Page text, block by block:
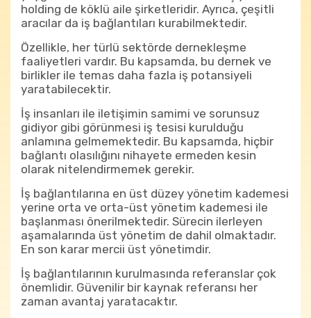
holding de köklü aile şirketleridir. Ayrıca, çeşitli
aracılar da iş bağlantıları kurabilmektedir.
Özellikle, her türlü sektörde dernekleşme
faaliyetleri vardır. Bu kapsamda, bu dernek ve
birlikler ile temas daha fazla iş potansiyeli
yaratabilecektir.
İş insanları ile iletişimin samimi ve sorunsuz
gidiyor gibi görünmesi iş tesisi kurulduğu
anlamına gelmemektedir. Bu kapsamda, hiçbir
bağlantı olasılığını nihayete ermeden kesin
olarak nitelendirmemek gerekir.
İş bağlantılarına en üst düzey yönetim kademesi
yerine orta ve orta-üst yönetim kademesi ile
başlanması önerilmektedir. Sürecin ilerleyen
aşamalarında üst yönetim de dahil olmaktadır.
En son karar mercii üst yönetimdir.
İş bağlantılarının kurulmasında referanslar çok
önemlidir. Güvenilir bir kaynak referansı her
zaman avantaj yaratacaktır.